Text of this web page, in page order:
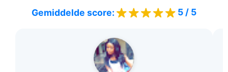
Gemiddelde score: 5 / 5